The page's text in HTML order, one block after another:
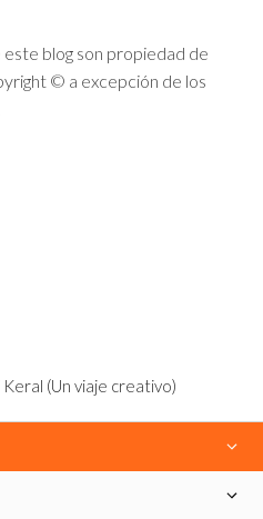
blog son propiedad de
© a excepción de los
(Un viaje creativo)